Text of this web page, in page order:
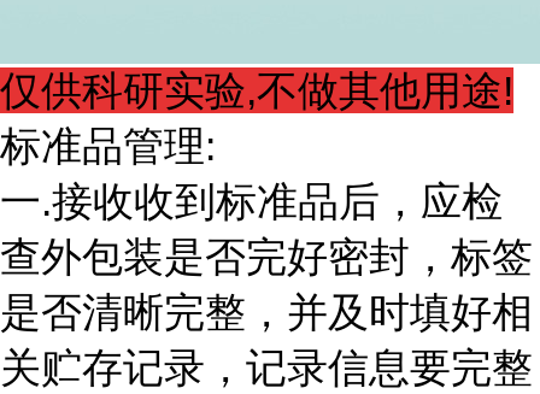
仅供科研实验,不做其他用途!
标准品管理:
一.接收收到标准品后，应检
查外包装是否完好密封，标签
是否清晰完整，并及时填好相
关贮存记录，记录信息要完整